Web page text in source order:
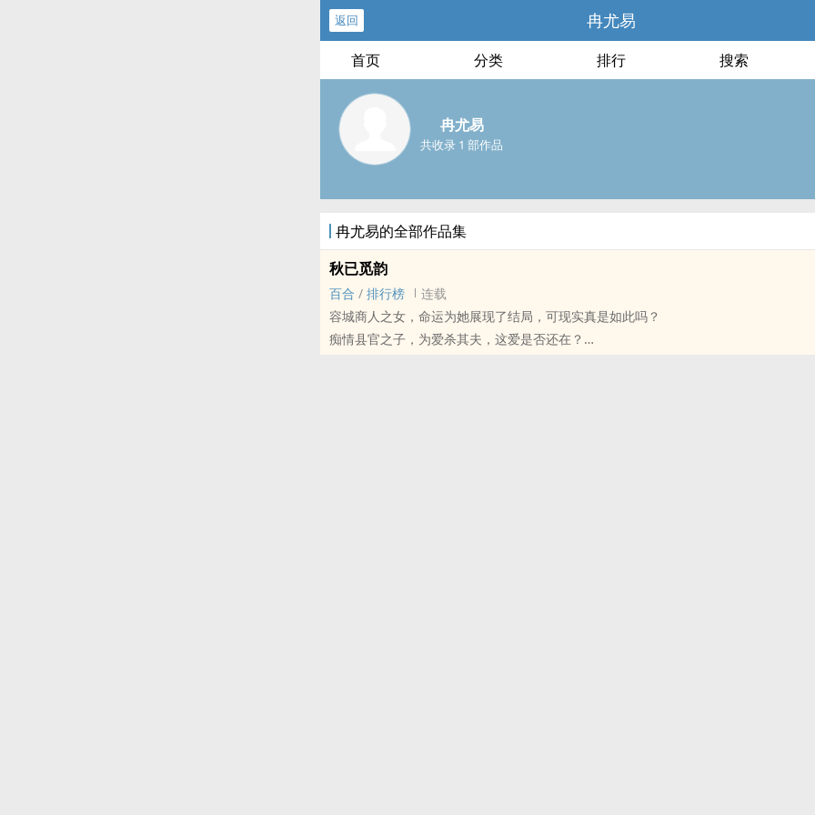
返回 冉尤易
首页 分类 排行 搜索
冉尤易
共收录 1 部作品
冉尤易的全部作品集
秋已觅韵
百合 / 排行榜
连载
容城商人之女，命运为她展现了结局，可现实真是如此吗？
痴情县官之子，为爱杀其夫，这爱是否还在？